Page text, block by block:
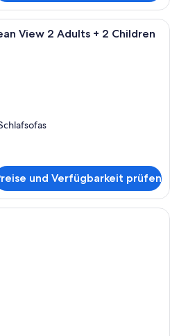
Ein Hotelzimmer mit einem Bett,
View 2 Adults + 2 Children
und Verfügbarkeit prüfen
Ein ordentlich bezogenes Bett mit